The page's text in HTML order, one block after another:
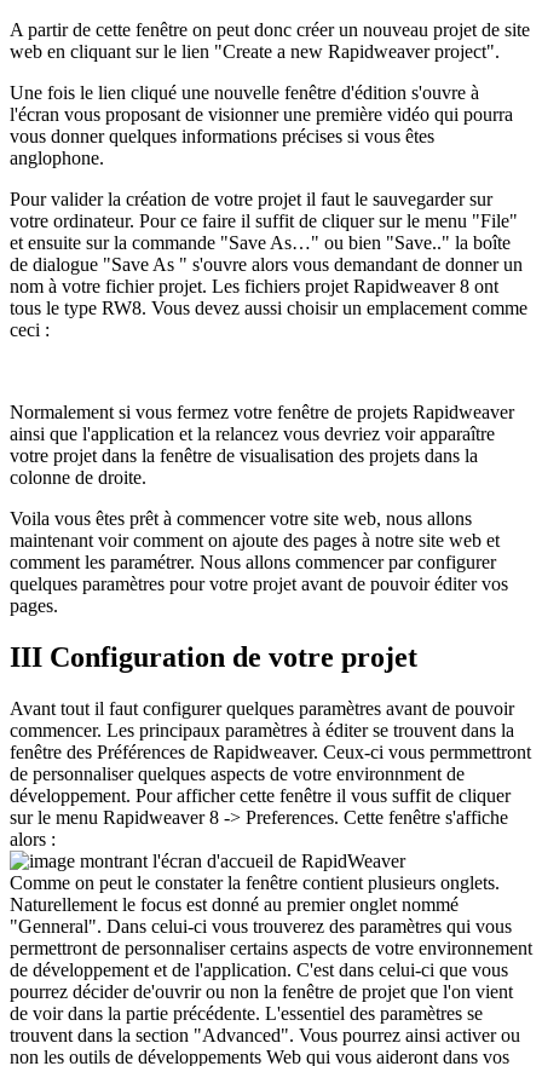
A partir de cette fenêtre on peut donc créer un nouveau projet de site
web en cliquant sur le lien "Create a new Rapidweaver project".
Une fois le lien cliqué une nouvelle fenêtre d'édition s'ouvre à
l'écran vous proposant de visionner une première vidéo qui pourra
vous donner quelques informations précises si vous êtes
anglophone.
Pour valider la création de votre projet il faut le sauvegarder sur
votre ordinateur. Pour ce faire il suffit de cliquer sur le menu "File"
et ensuite sur la commande "Save As…" ou bien "Save.." la boîte
de dialogue "Save As " s'ouvre alors vous demandant de donner un
nom à votre fichier projet. Les fichiers projet Rapidweaver 8 ont
tous le type RW8. Vous devez aussi choisir un emplacement comme
ceci :
Normalement si vous fermez votre fenêtre de projets Rapidweaver
ainsi que l'application et la relancez vous devriez voir apparaître
votre projet dans la fenêtre de visualisation des projets dans la
colonne de droite.
Voila vous êtes prêt à commencer votre site web, nous allons
maintenant voir comment on ajoute des pages à notre site web et
comment les paramétrer. Nous allons commencer par configurer
quelques paramètres pour votre projet avant de pouvoir éditer vos
pages.
III Configuration de votre projet
Avant tout il faut configurer quelques paramètres avant de pouvoir
commencer. Les principaux paramètres à éditer se trouvent dans la
fenêtre des Préférences de Rapidweaver. Ceux-ci vous permmettront
de personnaliser quelques aspects de votre environnment de
développement. Pour afficher cette fenêtre il vous suffit de cliquer
sur le menu Rapidweaver 8 -> Preferences. Cette fenêtre s'affiche
alors :
Comme on peut le constater la fenêtre contient plusieurs onglets.
Naturellement le focus est donné au premier onglet nommé
"Genneral". Dans celui-ci vous trouverez des paramètres qui vous
permettront de personnaliser certains aspects de votre environnement
de développement et de l'application. C'est dans celui-ci que vous
pourrez décider de'ouvrir ou non la fenêtre de projet que l'on vient
de voir dans la partie précédente. L'essentiel des paramètres se
trouvent dans la section "Advanced". Vous pourrez ainsi activer ou
non les outils de développements Web qui vous aideront dans vos